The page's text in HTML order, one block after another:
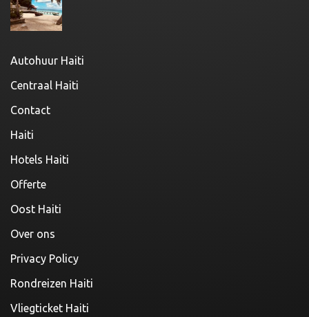
Autohuur Haiti
Centraal Haiti
Contact
Haiti
Hotels Haiti
Offerte
Oost Haiti
Over ons
Privacy Policy
Rondreizen Haiti
Vliegticket Haiti